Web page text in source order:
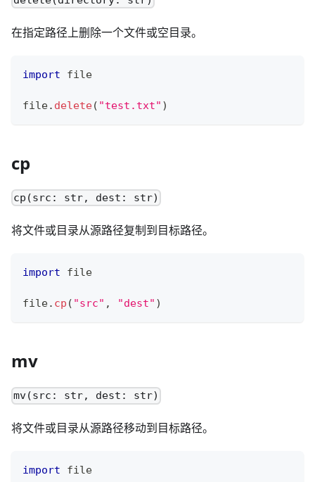
在指定路径上删除一个文件或空目录。
import file
file. delete( "test.txt" )
cp
cp(src: str, dest: str)
将文件或目录从源路径复制到目标路径。
import file
file. cp ( "src" , "dest" )
mv
mv(src: str, dest: str)
将文件或目录从源路径移动到目标路径。
import file